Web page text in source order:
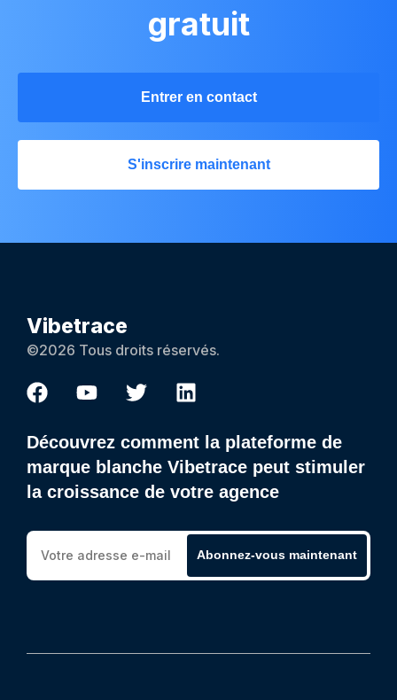
gratuit
Entrer en contact
S'inscrire maintenant
Vibetrace
©2026 Tous droits réservés.
Découvrez comment la plateforme de
marque blanche Vibetrace peut stimuler
la croissance de votre agence
Abonnez-vous maintenant